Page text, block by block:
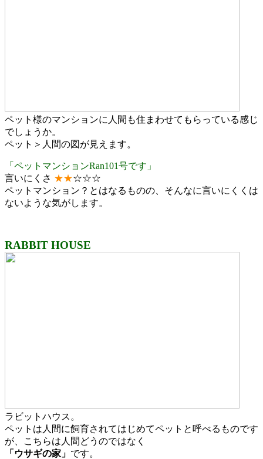
ペット様のマンションに人間も住まわせてもらっている感じ
でしょうか。
ペット＞人間の図が見えます。
「ペットマンションRan101号です」
言いにくさ ★★☆☆☆
ペットマンション？とはなるものの、そんなに言いにくくは
ないような気がします。
RABBIT HOUSE
ラビットハウス。
ペットは人間に飼育されてはじめてペットと呼べるものです
が、こちらは人間どうのではなく
「ウサギの家」 です。